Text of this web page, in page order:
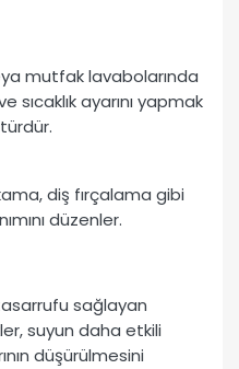
mutfak lavabolarında
sıcaklık ayarını yapmak
diş fırçalama gibi
düzenler.
sağlayan
suyun daha etkili
düşürülmesini